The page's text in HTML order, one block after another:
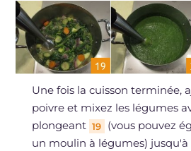
Une fois la cuisson terminée,
poivre et mixez les légumes
plongeant 19
(vous pouvez
un moulin à légumes)